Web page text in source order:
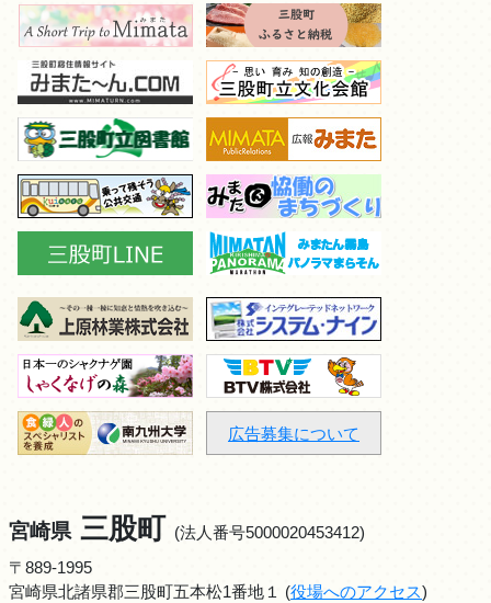
広告募集について
宮崎県 三股町 (法人番号5000020453412)
〒889-1995
宮崎県北諸県郡三股町五本松1番地１ (役場へのアクセス)